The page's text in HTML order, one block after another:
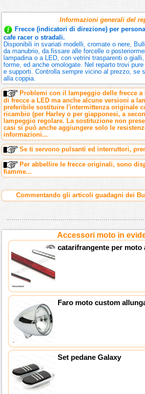
Informazioni generali del
Frecce (indicatori di direzione) per
cafe racer o stradali.
Disponibili in svariati modelli, cromate o nere,
da manubrio, da fissare alle forcelle o
lampadina o a LED, con vetrini trasparenti o
forme, ed anche omologate. Nel reparto trovi
e supporti. Controlla sempre vicino al prezzo, se
alla coppia.
Problemi con il lampeggio delle frecce
di frecce a LED ma anche alcune versioni a
preferibile sostituire l'intermittenza originale
ricambio (per Harley o per giapponesi, a
lampeggio regolare. La sostituzione non
casi si può anche aggiungere solo le
informazioni...
Se ti servono pulsanti ed interruttori,
Per abbellire le frecce originali, sono
fiamme...
Commentando gli articoli guadagni dei
Accessori moto in
catarifrangente per moto
Faro moto custom
Set pedane Galaxy